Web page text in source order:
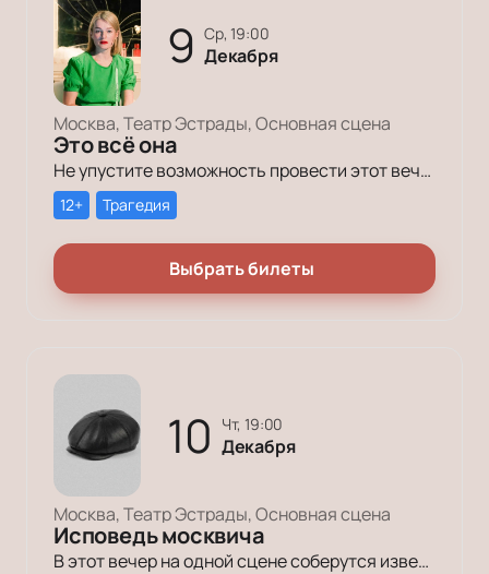
9 ср, 19:00
Декабря
Москва, Театр Эстрады, Основная сцена
Это всё она
Не упустите возможность провести этот вечер в компании героев постановки «Это всё она»!
12+ Трагедия
Выбрать билеты
10 чт, 19:00
Декабря
Москва, Театр Эстрады, Основная сцена
Исповедь москвича
В этот вечер на одной сцене соберутся известные артисты, чтобы вспомнить человека, который руководил столицей 18 лет и оставил неизгладимый след в ее истории.